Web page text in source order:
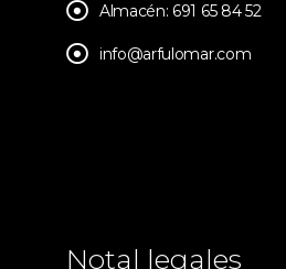
Almacén: 691 65 84 52
info@arfulomar.com
Notal legales